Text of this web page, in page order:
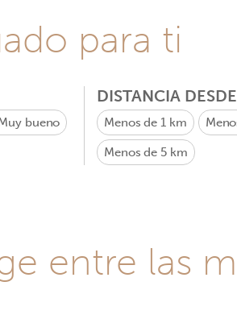
para ti
bueno
DISTANCIA
Menos de 1 km
Menos de 5 km
entre las